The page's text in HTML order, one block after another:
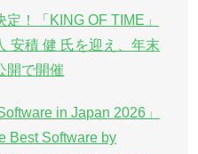
！「KING OF TIME」
安積 健 氏を迎え、年末
開で開催
in Japan 2026」
Best Software by